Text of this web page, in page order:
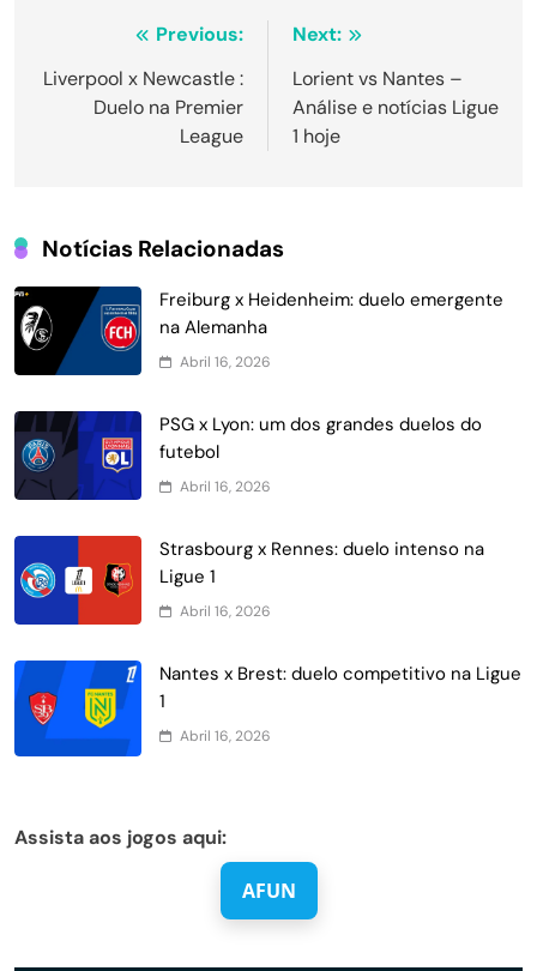
Navegação
de
Previous:
Liverpool x Newcastle :
Duelo na Premier
League
Next:
Lorient vs Nantes –
Análise e notícias Ligue
1 hoje
Notícias Relacionadas
Freiburg x Heidenheim: duelo emergente
na Alemanha
Abril 16, 2026
PSG x Lyon: um dos grandes duelos do
futebol
Abril 16, 2026
Strasbourg x Rennes: duelo intenso na
Ligue 1
Abril 16, 2026
Nantes x Brest: duelo competitivo na Ligue
1
Abril 16, 2026
Assista aos jogos aqui:
AFUN